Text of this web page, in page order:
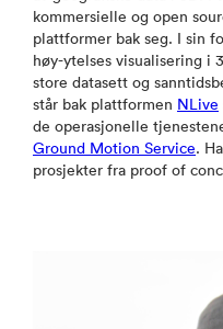
kommersielle og open
plattformer bak seg. I sin
høy-ytelses visualisering i
store datasett og
står bak plattformen NLive
de operasjonelle
Ground Motion Service.
prosjekter fra proof of